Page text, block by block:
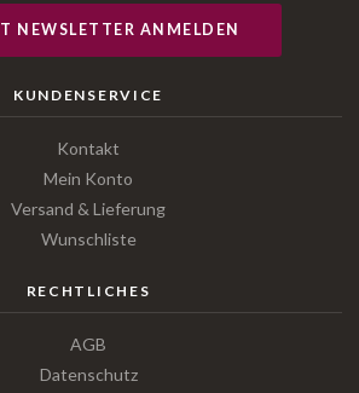
NEWSLETTER ANMELDEN
KUNDENSERVICE
Kontakt
Mein Konto
Versand & Lieferung
Wunschliste
RECHTLICHES
AGB
Datenschutz